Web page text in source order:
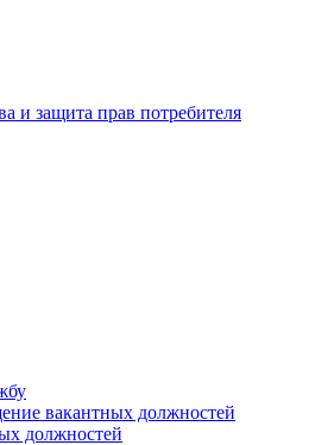
и защита прав потребителя
вакантных должностей
должностей